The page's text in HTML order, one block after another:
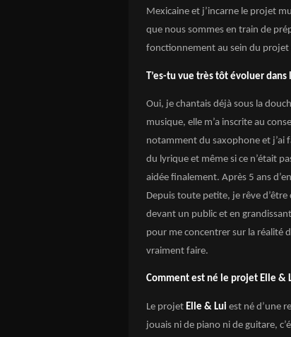
Mexicaine et j’incarne le projet
que nous sommes en train de
fonctionnement au sein du projet
T’es-tu vue très tôt évoluer dans
Oui, je chantais déjà sous la
musique, elle m’a inscrite au
notamment du saxophone et j’ai
du lyrique et même si ce n’était
aidée finalement. Après 5 ans
Depuis toute petite, je rêve
devant un public et en
pour me concentrer sur la réalité
vraiment faire.
Comment est né le projet Elle &
Le projet Elle & Lui est né d’une
jouais ni de piano ni de guitare,